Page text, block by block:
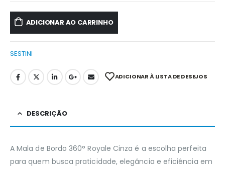
ADICIONAR AO CARRINHO
SESTINI
ADICIONAR À LISTA DE DESEJOS
DESCRIÇÃO
A Mala de Bordo 360° Royale Cinza é a escolha perfeita
para quem busca praticidade, elegância e eficiência em